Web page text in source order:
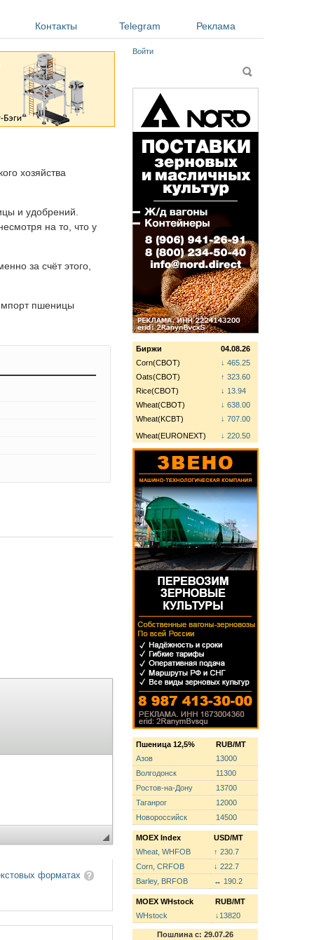
Контакты Telegram Реклама
хозяйства
и удобрений.
на то, что у
за счёт этого,
пшеницы
форматах
Войти
Поиск
Биржи
04.08.26
Corn(CBOT)
↓ 465.25
Oats(CBOT)
↑ 323.60
Rice(CBOT)
↓ 13.94
Wheat(CBOT)
↓ 638.00
Wheat(KCBT)
↓ 707.00
Wheat(EURONEXT)
↓ 220.50
Пшеница 12,5%
RUB/MT
Азов
13000
Волгодонск
11300
Ростов-на-Дону
13700
Таганрог
12000
Новороссийск
14500
MOEX Index
USD/MT
Wheat, WHFOB
↑ 230.7
Corn, CRFOB
↓ 222.7
Barley, BRFOB
↔ 190.2
MOEX WHstock
RUB/MT
WHstock
↓13820
Пошлина с: 29.07.26